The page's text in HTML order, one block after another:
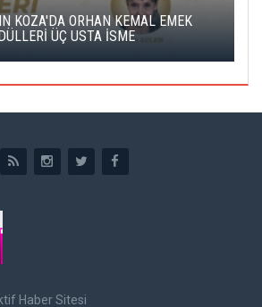
KOZA'DA ORHAN KEMAL EMEK
ÜÇ USTA İSME
Haber Sitesi